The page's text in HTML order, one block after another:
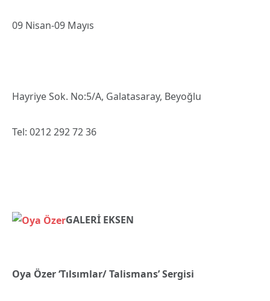
09 Nisan-09 Mayıs
Hayriye Sok. No:5/A, Galatasaray, Beyoğlu
Tel: 0212 292 72 36
GALERİ EKSEN
Oya Özer ‘Tılsımlar/ Talismans’ Sergisi